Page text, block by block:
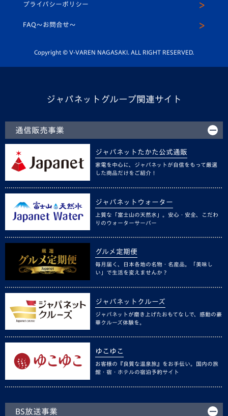
平和祈念活動
ホームタウン活動
スクール
公式LINE＠
プライバシーポリシー
FAQ〜お問合せ〜
Copyright © V-VAREN NAGASAKI. ALL RIGHT RESERVED.
ジャパネットグループ関連サイト
通信販売事業
ジャパネットたかた公式通販
家電を中心に、ジャパネットが自信をもって厳選
した商品だけをご紹介！
ジャパネットウォーター
上質な「富士山の天然水」。安心・安全、こだわ
りのウォーターサーバー
グルメ定期便
毎月届く、日本各地の名物・名産品。「美味し
い」で生活を変えませんか？
ジャパネットクルーズ
ジャパネットが磨き上げたおもてなしで、感動の豪
華クルーズ体験を。
ゆこゆこ
お客様の『良質な温泉旅』をお手伝い。国内の旅
館・宿・ホテルの宿泊予約サイト
BS放送事業